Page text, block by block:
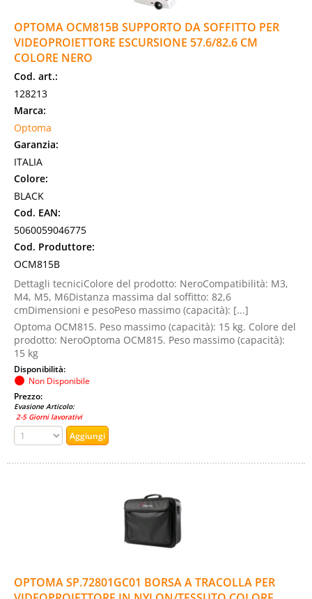
OPTOMA OCM815B SUPPORTO DA SOFFITTO PER
VIDEOPROIETTORE ESCURSIONE 57.6/82.6 CM
COLORE NERO
Cod. art.:
128213
Marca:
Optoma
Garanzia:
ITALIA
Colore:
BLACK
Cod. EAN:
5060059046775
Cod. Produttore:
OCM815B
Dettagli tecniciColore del prodotto: NeroCompatibilità: M3,
M4, M5, M6Distanza massima dal soffitto: 82,6
cmDimensioni e pesoPeso massimo (capacità): [...]
Optoma OCM815. Peso massimo (capacità): 15 kg. Colore del
prodotto: NeroOptoma OCM815. Peso massimo (capacità):
15 kg
Disponibilità:
Non Disponibile
Prezzo:
Evasione Articolo:
2-5 Giorni lavorativi
OPTOMA SP.72801GC01 BORSA A TRACOLLA PER